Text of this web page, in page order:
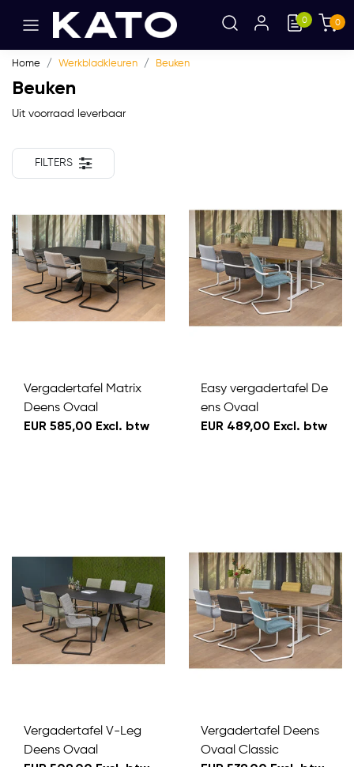
0 0
Home Werkbladkleuren Beuken
Beuken
Uit voorraad leverbaar
FILTERS
Vergadertafel Matrix
Deens Ovaal
EUR 585,00 Excl. btw
Easy vergadertafel De
ens Ovaal
EUR 489,00 Excl. btw
Vergadertafel V-Leg
Deens Ovaal
Vergadertafel Deens
Ovaal Classic